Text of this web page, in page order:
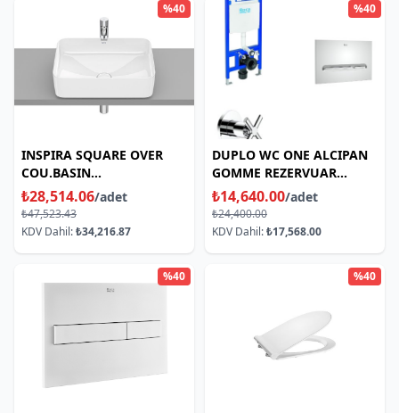
%40
INSPIRA SQUARE OVER
COU.BASIN
TEZGAHU.LAVAB370*500
₺28,514.06/adet
₺47,523.43
KDV Dahil:₺34,216.87
%40
DUPLO WC ONE ALCIPAN
GOMME REZERVUAR
SETI(REZERVUAR+KUMANDA
PANELI+KESME VALF)
₺14,640.00/adet
₺24,400.00
KDV Dahil:₺17,568.00
%40 %40